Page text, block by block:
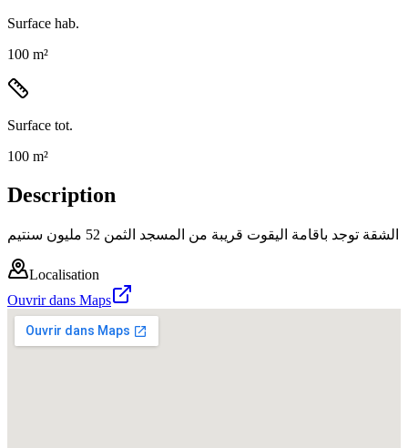
Surface hab.
100 m²
Surface tot.
100 m²
Description
الشقة توجد باقامة اليقوت قريبة من المسجد الثمن 52 مليون سنتيم
Localisation
Ouvrir dans Maps